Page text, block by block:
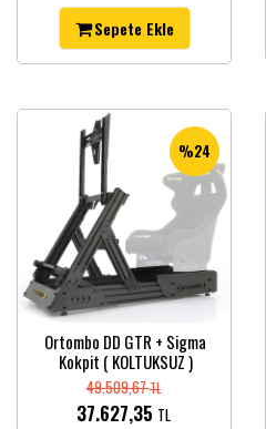
Sepete Ekle
%24
Ortombo DD GTR + Sigma
Kokpit ( KOLTUKSUZ )
49.509,67TL
37.627,35 TL